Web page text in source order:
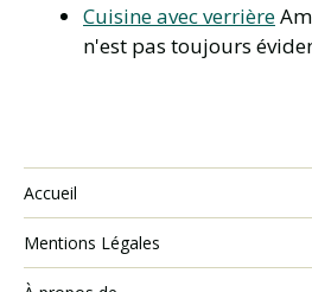
Cuisine avec verrière
n'est pas toujours
Accueil
Mentions Légales